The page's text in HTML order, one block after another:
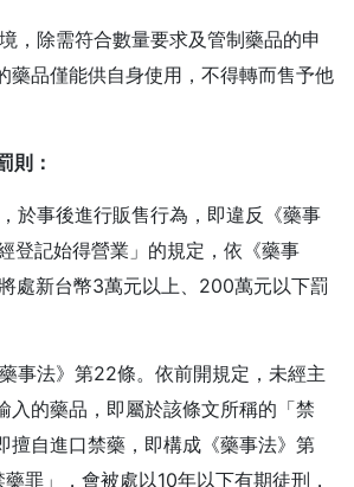
，除需符合數量要求及管制藥品的申
藥品僅能供自身使用，不得轉而售予他
則：
於事後進行販售行為，即違反《藥事
登記始得營業」的規定，依《藥事
處新台幣3萬元以上、200萬元以下罰
事法》第22條。依前開規定，未經主
入的藥品，即屬於該條文所稱的「禁
擅自進口禁藥，即構成《藥事法》第
罪」，會被處以10年以下有期徒刑，